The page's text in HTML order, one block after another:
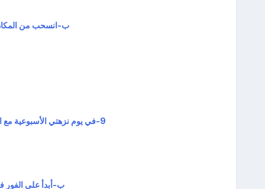
ب‌-انسحب من المكان
9-في يوم نزهتي الأسبوعية مع اصدقائي طلب مني والدي/والدتي البقاء في المنزل لمشاركته استقبال بعض الضيوف:
ب‌-أبدأ على الفور